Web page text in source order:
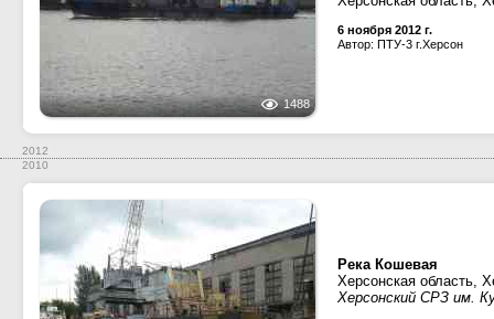
1488
6 ноября 2012 г.
Автор: ПТУ-3 г.Херсон
2012
2010
Река Кошевая
Херсонская область,
Херсонский СРЗ им.